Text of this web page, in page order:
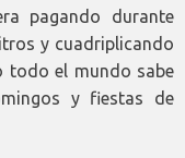
pagando durante
y cuadriplicando
todo el mundo sabe
y fiestas de